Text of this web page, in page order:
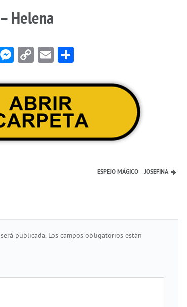
Helena
Messenger
CopyEmail
ESPEJO MÁGICO – JOSEFINA
publicada. Los campos obligatorios están